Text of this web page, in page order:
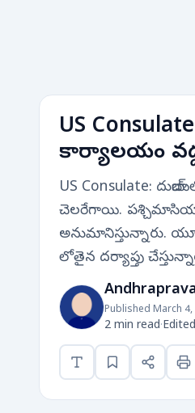
US
కార్యాలయం వద్ద
US Consulate:
చెలరేగాయి. పశ్చిమాసియాలో
అనుమానిస్తున్నారు.
లోతైన దర్యాప్తు
Published March 4,
2 min read·